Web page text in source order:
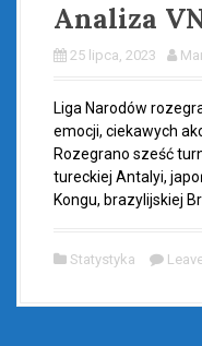
Analiza
25 lipca, 2023
Liga Narodów
emocji, ciekawych
Rozegrano sześć
tureckiej Antalyi,
Kongu, brazylijskiej
Statystyka